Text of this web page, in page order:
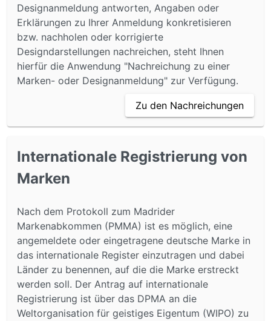
Designanmeldung antworten, Angaben oder
Erklärungen zu Ihrer Anmeldung konkretisieren
bzw. nachholen oder korrigierte
Designdarstellungen nachreichen, steht Ihnen
hierfür die Anwendung "Nachreichung zu einer
Marken- oder Designanmeldung" zur Verfügung.
Zu den Nachreichungen
Internationale Registrierung von
Marken
Nach dem Protokoll zum Madrider
Markenabkommen (PMMA) ist es möglich, eine
angemeldete oder eingetragene deutsche Marke in
das internationale Register einzutragen und dabei
Länder zu benennen, auf die die Marke erstreckt
werden soll. Der Antrag auf internationale
Registrierung ist über das DPMA an die
Weltorganisation für geistiges Eigentum (WIPO) zu